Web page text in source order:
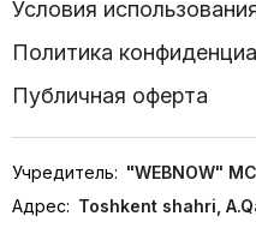
Условия
Политика
Публичная оферта
Учредитель: "WEBNOW"
Адрес: Toshkent shahri,